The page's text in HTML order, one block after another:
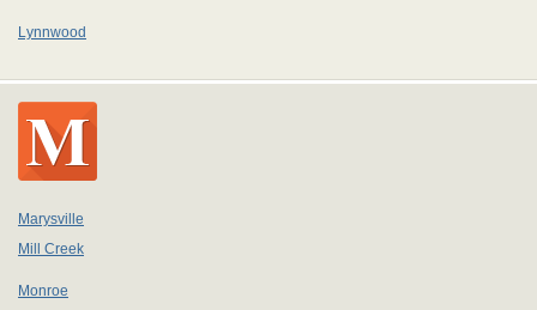
Lynnwood
Marysville
Mill Creek
Monroe